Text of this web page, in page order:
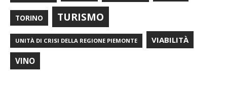
TORINO TURISMO
UNITÀ DI CRISI DELLA REGIONE PIEMONTE VIABILITÀ
VINO